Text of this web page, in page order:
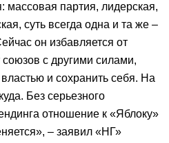
массовая партия, лидерская,
суть всегда одна и та же –
он избавляется от
союзов с другими силами,
и сохранить себя. На
Без серьезного
отношение к «Яблоку»
– заявил «НГ»